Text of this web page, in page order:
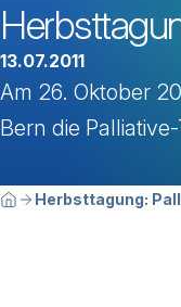
13.07.2011
Am 26. Oktober
Bern die
Sie befinden sich hier:
HomeHerbsttagung: